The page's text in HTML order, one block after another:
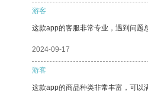
游客
这款app的客服非常专业，遇到问题
2024-09-17
游客
这款app的商品种类非常丰富，可以